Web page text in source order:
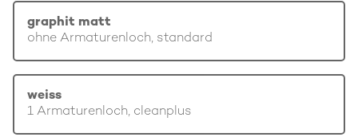
graphit matt
ohne Armaturenloch, standard
weiss
1 Armaturenloch, cleanplus